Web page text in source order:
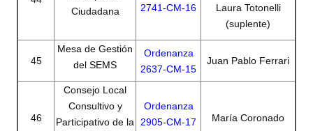
Ciudadana
2741-CM-16
Laura Totonelli
(suplente)
45
Mesa de Gestión
del SEMS
Ordenanza
2637-CM-15
Juan Pablo Ferrari
46
Consejo Local
Consultivo y
Participativo de la
Ordenanza
2905-CM-17
María Coronado